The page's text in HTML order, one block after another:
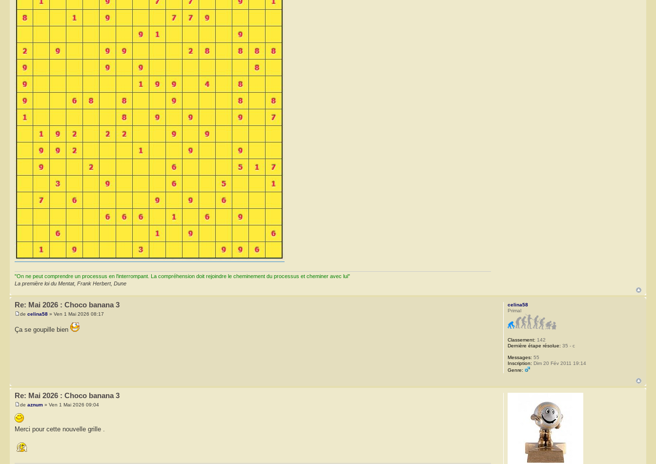
"On ne peut comprendre un processus en l'interrompant. La compréhension doit rejoindre le cheminement du processus et cheminer avec lui"
La première loi du Mentat, Frank Herbert, Dune
Re: Mai 2026 : Choco banana 3
de celina58 » Ven 1 Mai 2026 08:17
Ça se goupille bien
celina58
Primal
Classement: 142
Dernière étape résolue: 35 - c
Messages: 55
Inscription: Dim 20 Fév 2011 19:14
Genre:
Re: Mai 2026 : Choco banana 3
de aznum » Ven 1 Mai 2026 09:04
Merci pour cette nouvelle grille .